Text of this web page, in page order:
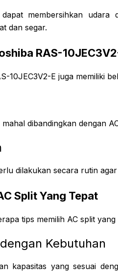
membersihkan
dan segar.
RAS-
10JEC3V2-E juga memiliki
dibandingkan dengan
dilakukan secara rutin
Split Yang Tepat
tips memilih AC split yang
Kebutuhan
kapasitas yang sesuai